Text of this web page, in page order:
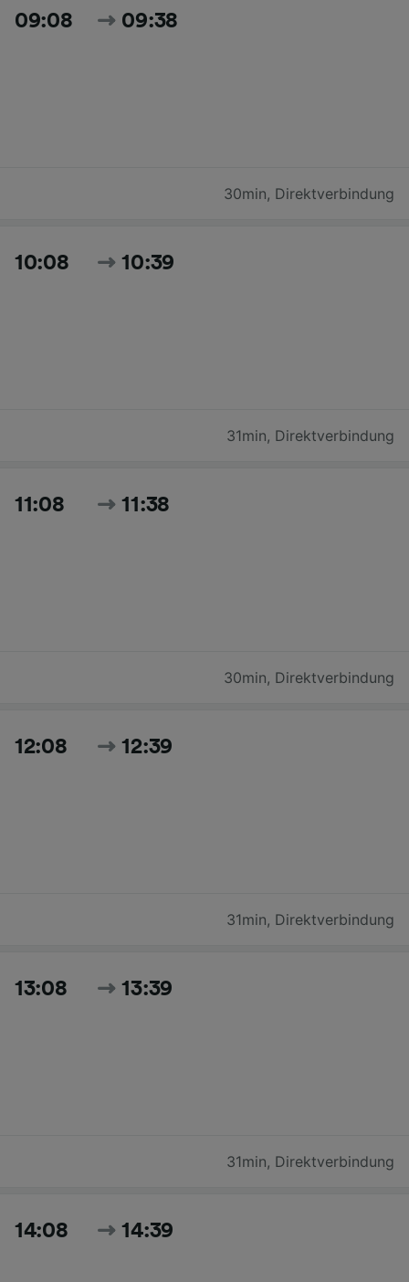
09:08 09:38
30min, Direktverbindung
10:08 10:39
31min, Direktverbindung
11:08 11:38
30min, Direktverbindung
12:08 12:39
31min, Direktverbindung
13:08 13:39
31min, Direktverbindung
14:08 14:39